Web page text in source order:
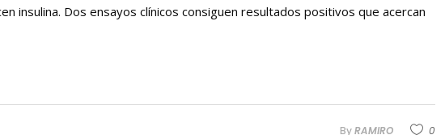
insulina. Dos ensayos clínicos consiguen resultados positivos que acercan
ByRAMIRO 0